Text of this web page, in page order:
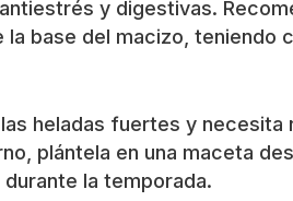
y digestivas.
base del macizo, teniendo
heladas fuertes y necesita
plántela en una maceta
la temporada.